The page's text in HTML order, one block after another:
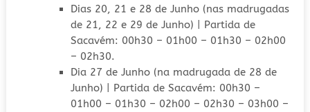
Dias 20, 21 e 28 de Junho (nas madrugadas
de 21, 22 e 29 de Junho) | Partida de
Sacavém: 00h30 – 01h00 – 01h30 – 02h00
– 02h30.
Dia 27 de Junho (na madrugada de 28 de
Junho) | Partida de Sacavém: 00h30 –
01h00 – 01h30 – 02h00 – 02h30 – 03h00 –